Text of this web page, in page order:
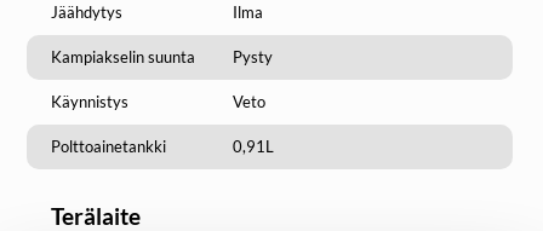
Jäähdytys Ilma
Kampiakselin suunta Pysty
Käynnistys Veto
Polttoainetankki 0,91L
Terälaite